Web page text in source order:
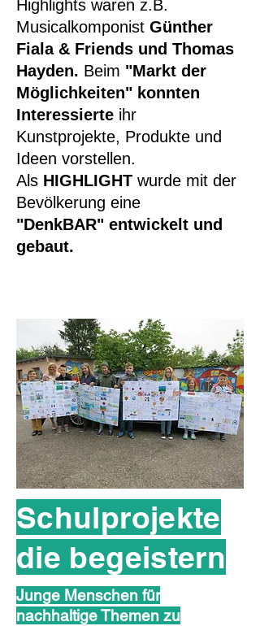
Highlights waren z.B.
Musicalkomponist Günther
Fiala & Friends und Thomas
Hayden. Beim "Markt der
Möglichkeiten" konnten
Interessierte ihr
Kunstprojekte, Produkte und
Ideen vorstellen.
Als HIGHLIGHT wurde mit der
Bevölkerung eine
"DenkBAR" entwickelt und
gebaut.
Schulprojekte
die begeistern
Junge Menschen für
nachhaltige Themen zu